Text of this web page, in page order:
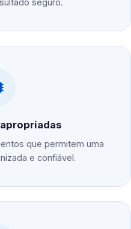
seguro.
que permitem uma
e confiável.